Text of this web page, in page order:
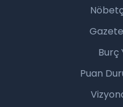
Burç
Puan